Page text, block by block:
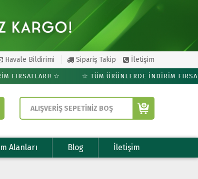
Havale Bildirimi Sipariş Takip İletişim
☆ ☆ TÜM ÜRÜNLERDE İNDİRİM
ALIŞVERİŞ SEPETİNİZ BOŞ
Alanları Blog İletişim